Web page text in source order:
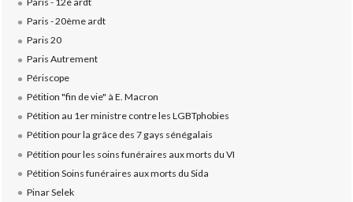
Paris - 20ème ardt
Paris 20
Paris Autrement
Périscope
Pétition "fin de vie" à E. Macron
Pétition au 1er ministre contre les LGBTphobies
Pétition pour la grâce des 7 gays sénégalais
Pétition pour les soins funéraires aux morts du VI
Pétition Soins funéraires aux morts du Sida
Pinar Selek